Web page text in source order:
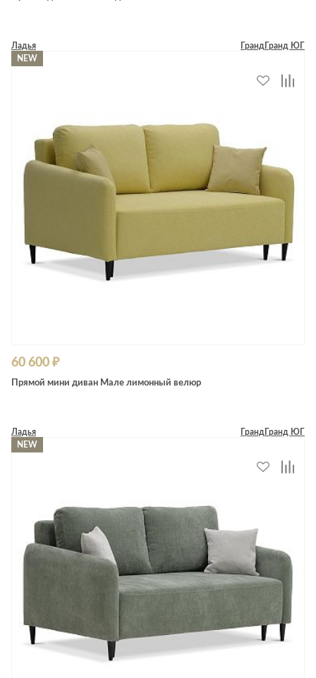
Ладья Гранд Гранд ЮГ
NEW
60 600 ₽
Прямой мини диван Мале лимонный велюр
Ладья Гранд Гранд ЮГ
NEW